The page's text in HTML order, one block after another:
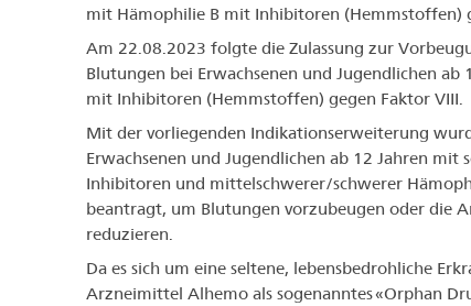
mit Hämophilie B mit Inhibitoren (Hemmstoffen)
Am 22.08.2023 folgte die Zulassung zur
Blutungen bei Erwachsenen und Jugendlichen
mit Inhibitoren (Hemmstoffen) gegen Faktor VIII.
Mit der vorliegenden Indikationserweiterung
Erwachsenen und Jugendlichen ab 12 Jahren mit
Inhibitoren und mittelschwerer/schwerer
beantragt, um Blutungen vorzubeugen oder die
reduzieren.
Da es sich um eine seltene, lebensbedrohliche
Arzneimittel Alhemo als sogenanntes «Orphan